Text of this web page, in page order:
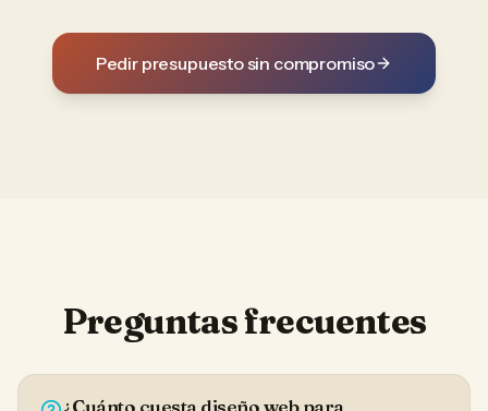
Pedir presupuesto sin compromiso
Preguntas frecuentes
¿Cuánto cuesta diseño web para